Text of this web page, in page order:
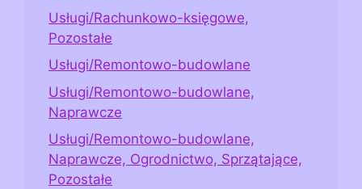
Usługi/Rachunkowo-księgowe,
Pozostałe
Usługi/Remontowo-budowlane
Usługi/Remontowo-budowlane,
Naprawcze
Usługi/Remontowo-budowlane,
Naprawcze, Ogrodnictwo, Sprzątające,
Pozostałe